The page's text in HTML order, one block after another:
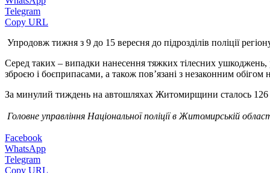
Telegram
Copy URL
Упродовж тижня з 9 до 15 вересня до підрозділів поліції
Серед таких – випадки нанесення тяжких тілесних ушкоджень,
зброєю і боєприпасами, а також пов’язані з незаконним
За минулий тиждень на автошляхах Житомирщини сталось 126
Головне управління Національної поліції в Житомирській
Facebook
WhatsApp
Telegram
Copy URL